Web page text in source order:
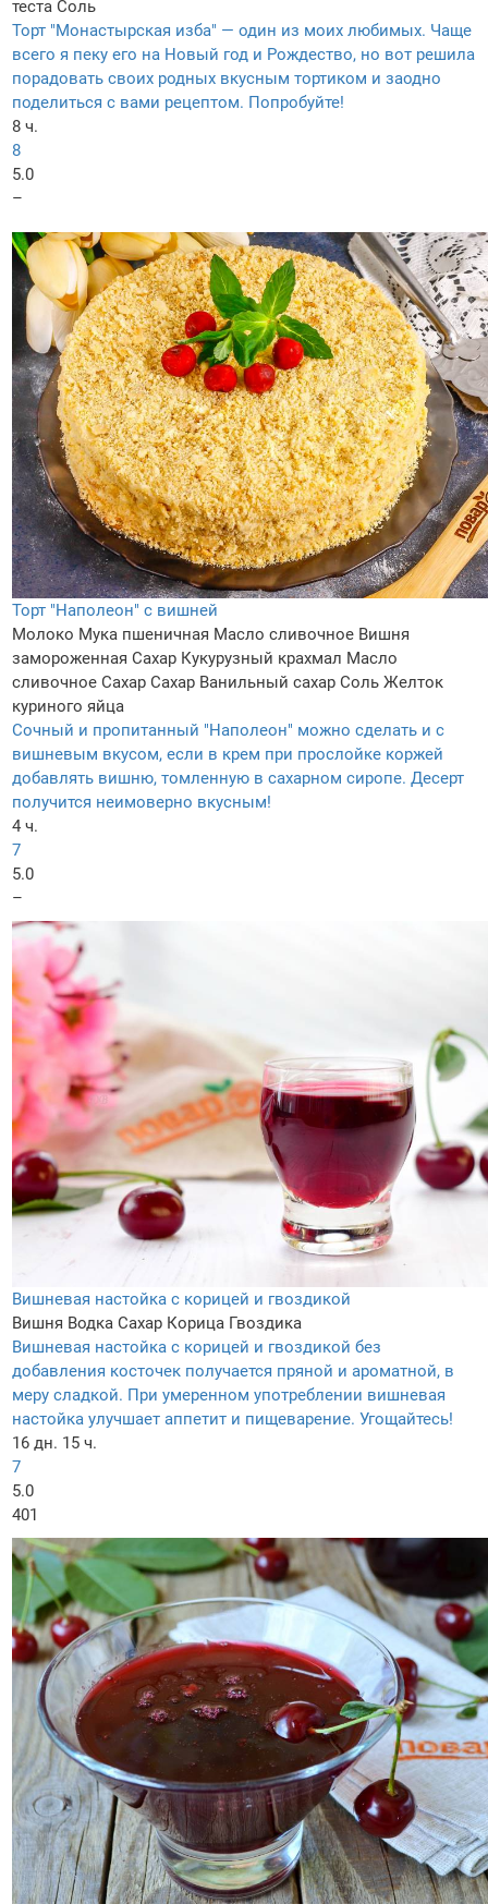
теста Соль
Торт "Монастырская изба" — один из моих любимых. Чаще
всего я пеку его на Новый год и Рождество, но вот решила
порадовать своих родных вкусным тортиком и заодно
поделиться с вами рецептом. Попробуйте!
8 ч.
8
5.0
–
Торт "Наполеон" с вишней
Молоко Мука пшеничная Масло сливочное Вишня
замороженная Сахар Кукурузный крахмал Масло
сливочное Сахар Сахар Ванильный сахар Соль Желток
куриного яйца
Сочный и пропитанный "Наполеон" можно сделать и с
вишневым вкусом, если в крем при прослойке коржей
добавлять вишню, томленную в сахарном сиропе. Десерт
получится неимоверно вкусным!
4 ч.
7
5.0
–
Вишневая настойка с корицей и гвоздикой
Вишня Водка Сахар Корица Гвоздика
Вишневая настойка с корицей и гвоздикой без
добавления косточек получается пряной и ароматной, в
меру сладкой. При умеренном употреблении вишневая
настойка улучшает аппетит и пищеварение. Угощайтесь!
16 дн. 15 ч.
7
5.0
401